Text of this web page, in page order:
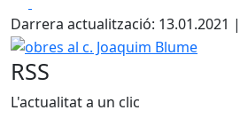
Darrera actualització: 13.01.2021
obres al c. Joaquim Blume
RSS
L'actualitat a un clic